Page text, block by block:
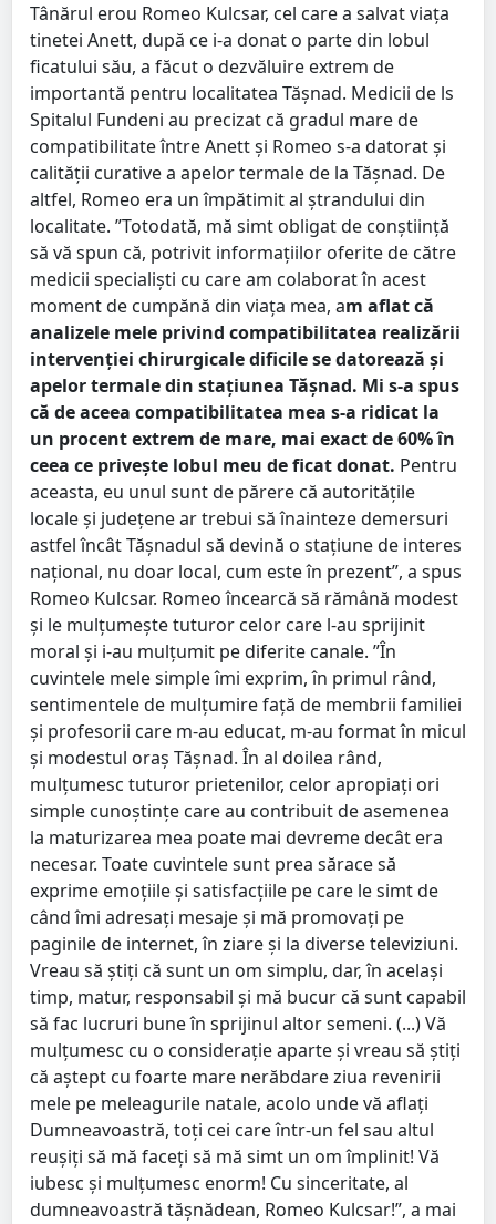
Tânărul erou Romeo Kulcsar, cel care a salvat viața
tinetei Anett, după ce i-a donat o parte din lobul
ficatului său, a făcut o dezvăluire extrem de
importantă pentru localitatea Tășnad. Medicii de ls
Spitalul Fundeni au precizat că gradul mare de
compatibilitate între Anett și Romeo s-a datorat și
calității curative a apelor termale de la Tășnad. De
altfel, Romeo era un împătimit al ștrandului din
localitate. ”Totodată, mă simt obligat de conștiință
să vă spun că, potrivit informațiilor oferite de către
medicii specialiști cu care am colaborat în acest
moment de cumpănă din viața mea, am aflat că
analizele mele privind compatibilitatea realizării
intervenției chirurgicale dificile se datorează și
apelor termale din stațiunea Tășnad. Mi s-a spus
că de aceea compatibilitatea mea s-a ridicat la
un procent extrem de mare, mai exact de 60% în
ceea ce privește lobul meu de ficat donat. Pentru
aceasta, eu unul sunt de părere că autoritățile
locale și județene ar trebui să înainteze demersuri
astfel încât Tășnadul să devină o stațiune de interes
național, nu doar local, cum este în prezent”, a spus
Romeo Kulcsar. Romeo încearcă să rămână modest
și le mulțumește tuturor celor care l-au sprijinit
moral și i-au mulțumit pe diferite canale. ”În
cuvintele mele simple îmi exprim, în primul rând,
sentimentele de mulțumire față de membrii familiei
și profesorii care m-au educat, m-au format în micul
și modestul oraș Tășnad. În al doilea rând,
mulțumesc tuturor prietenilor, celor apropiați ori
simple cunoștințe care au contribuit de asemenea
la maturizarea mea poate mai devreme decât era
necesar. Toate cuvintele sunt prea sărace să
exprime emoțiile și satisfacțiile pe care le simt de
când îmi adresați mesaje și mă promovați pe
paginile de internet, în ziare și la diverse televiziuni.
Vreau să știți că sunt un om simplu, dar, în același
timp, matur, responsabil și mă bucur că sunt capabil
să fac lucruri bune în sprijinul altor semeni. (...) Vă
mulțumesc cu o considerație aparte și vreau să știți
că aștept cu foarte mare nerăbdare ziua revenirii
mele pe meleagurile natale, acolo unde vă aflați
Dumneavoastră, toți cei care într-un fel sau altul
reușiți să mă faceți să mă simt un om împlinit! Vă
iubesc și mulțumesc enorm! Cu sinceritate, al
dumneavoastră tășnădean, Romeo Kulcsar!”, a mai